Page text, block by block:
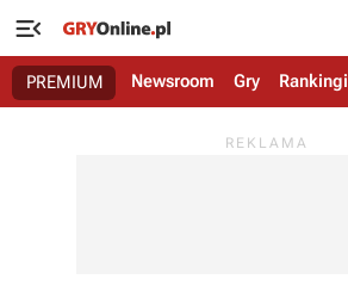

PREMIUM Newsroom Gry Rankingi